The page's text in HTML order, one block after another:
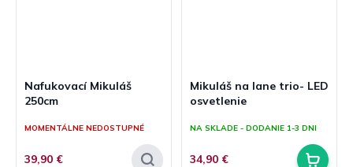
Nafukovací Mikuláš
250cm
MOMENTÁLNE NEDOSTUPNÉ
39,90 €
Mikuláš na lane trio- LED
osvetlenie
NA SKLADE - DODANIE 1-3 DNI
34,90 €